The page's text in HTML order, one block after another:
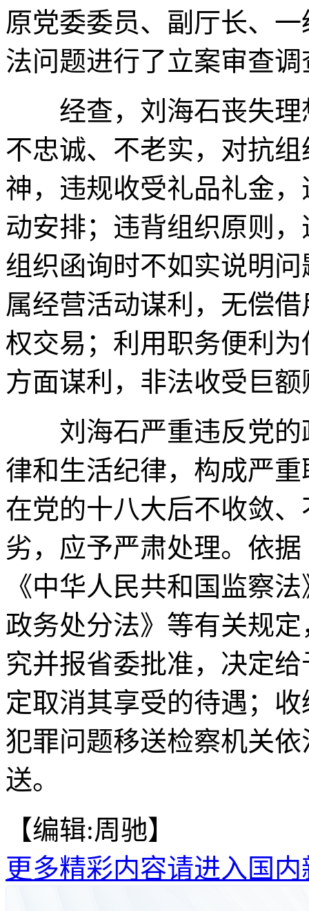
原党委委员、副厅长、
法问题进行了立案审查调
经查，刘海石丧失理
不忠诚、不老实，对抗
神，违规收受礼品礼金
动安排；违背组织原则
组织函询时不如实说明
属经营活动谋利，无偿
权交易；利用职务便利
方面谋利，非法收受巨额
刘海石严重违反党的
律和生活纪律，构成严
在党的十八大后不收敛
劣，应予严肃处理。依
《中华人民共和国监察
政务处分法》等有关规
究并报省委批准，决定
定取消其享受的待遇；
犯罪问题移送检察机关
送。
【编辑:周驰】
更多精彩内容请进入国内